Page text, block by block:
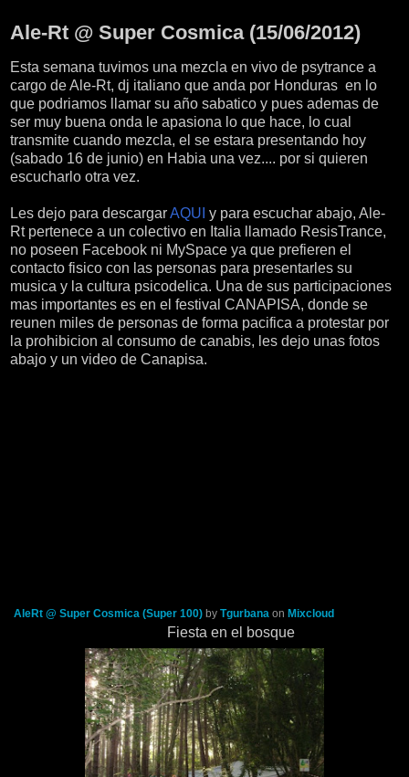
Ale-Rt @ Super Cosmica (15/06/2012)
Esta semana tuvimos una mezcla en vivo de psytrance a
cargo de Ale-Rt, dj italiano que anda por Honduras en lo
que podriamos llamar su año sabatico y pues ademas de
ser muy buena onda le apasiona lo que hace, lo cual
transmite cuando mezcla, el se estara presentando hoy
(sabado 16 de junio) en Habia una vez.... por si quieren
escucharlo otra vez.
Les dejo para descargarAQUI y para escuchar abajo, Ale-
Rt pertenece a un colectivo en Italia llamado ResisTrance,
no poseen Facebook ni MySpace ya que prefieren el
contacto fisico con las personas para presentarles su
musica y la cultura psicodelica. Una de sus participaciones
mas importantes es en el festival CANAPISA, donde se
reunen miles de personas de forma pacifica a protestar por
la prohibicion al consumo de canabis, les dejo unas fotos
abajo y un video de Canapisa.
AleRt @ Super Cosmica (Super 100) by Tgurbana on Mixcloud
Fiesta en el bosque